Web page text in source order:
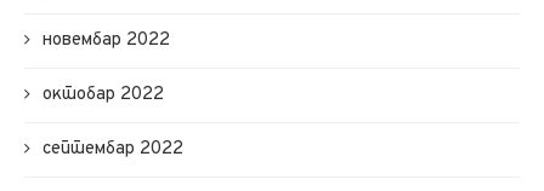
новембар 2022
октобар 2022
септембар 2022